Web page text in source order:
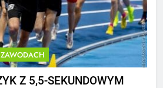
Z 5,5-SEKUNDOWYM